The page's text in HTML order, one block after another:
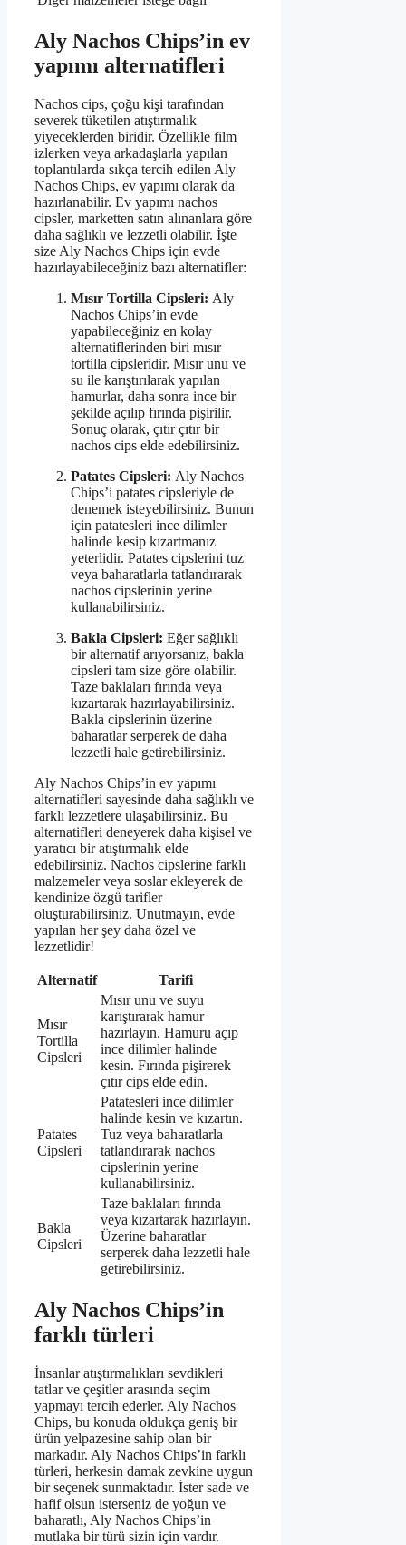
Aly Nachos Chips’in ev
yapımı alternatifleri
Nachos cips, çoğu kişi tarafından
severek tüketilen atıştırmalık
yiyeceklerden biridir. Özellikle film
izlerken veya arkadaşlarla yapılan
toplantılarda sıkça tercih edilen Aly
Nachos Chips, ev yapımı olarak da
hazırlanabilir. Ev yapımı nachos
cipsler, marketten satın alınanlara göre
daha sağlıklı ve lezzetli olabilir. İşte
size Aly Nachos Chips için evde
hazırlayabileceğiniz bazı alternatifler:
Mısır Tortilla Cipsleri: Aly
Nachos Chips’in evde
yapabileceğiniz en kolay
alternatiflerinden biri mısır
tortilla cipsleridir. Mısır unu ve
su ile karıştırılarak yapılan
hamurlar, daha sonra ince bir
şekilde açılıp fırında pişirilir.
Sonuç olarak, çıtır çıtır bir
nachos cips elde edebilirsiniz.
Patates Cipsleri: Aly Nachos
Chips’i patates cipsleriyle de
denemek isteyebilirsiniz. Bunun
için patatesleri ince dilimler
halinde kesip kızartmanız
yeterlidir. Patates cipslerini tuz
veya baharatlarla tatlandırarak
nachos cipslerinin yerine
kullanabilirsiniz.
Bakla Cipsleri: Eğer sağlıklı
bir alternatif arıyorsanız, bakla
cipsleri tam size göre olabilir.
Taze baklaları fırında veya
kızartarak hazırlayabilirsiniz.
Bakla cipslerinin üzerine
baharatlar serperek de daha
lezzetli hale getirebilirsiniz.
Aly Nachos Chips’in ev yapımı
alternatifleri sayesinde daha sağlıklı ve
farklı lezzetlere ulaşabilirsiniz. Bu
alternatifleri deneyerek daha kişisel ve
yaratıcı bir atıştırmalık elde
edebilirsiniz. Nachos cipslerine farklı
malzemeler veya soslar ekleyerek de
kendinize özgü tarifler
oluşturabilirsiniz. Unutmayın, evde
yapılan her şey daha özel ve
lezzetlidir!
Alternatif Tarifi
Mısır
Tortilla
Cipsleri
Mısır unu ve suyu
karıştırarak hamur
hazırlayın. Hamuru açıp
ince dilimler halinde
kesin. Fırında pişirerek
çıtır cips elde edin.
Patates
Cipsleri
Patatesleri ince dilimler
halinde kesin ve kızartın.
Tuz veya baharatlarla
tatlandırarak nachos
cipslerinin yerine
kullanabilirsiniz.
Bakla
Cipsleri
Taze baklaları fırında
veya kızartarak hazırlayın.
Üzerine baharatlar
serperek daha lezzetli hale
getirebilirsiniz.
Aly Nachos Chips’in
farklı türleri
İnsanlar atıştırmalıkları sevdikleri
tatlar ve çeşitler arasında seçim
yapmayı tercih ederler. Aly Nachos
Chips, bu konuda oldukça geniş bir
ürün yelpazesine sahip olan bir
markadır. Aly Nachos Chips’in farklı
türleri, herkesin damak zevkine uygun
bir seçenek sunmaktadır. İster sade ve
hafif olsun isterseniz de yoğun ve
baharatlı, Aly Nachos Chips’in
mutlaka bir türü sizin için vardır.